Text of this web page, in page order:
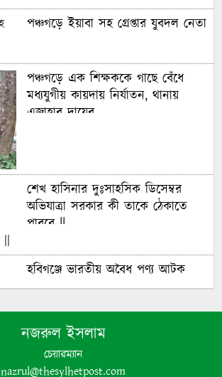
পঞ্চগড়ে ইয়াবা সহ গ্রেপ্তার যুবদল নেতা
পঞ্চগড়ে এক শিক্ষককে গাছে বেঁধে
মধ্যযুগীয় কায়দায় নির্যাতন, থানায়
এজাহার দায়ের
শেখ হাসিনার দুঃসাহসিক ডিসেম্বর
অভিযাত্রা সরকার কী তাকে ঠেকাতে
পারবে ||
হবিগঞ্জে ভারতীয় অবৈধ পণ্য আটক
নবীগঞ্জে গৃহবধূর ঝুলন্ত মরদেহ উদ্ধার
নজরুল ইসলাম
চেয়ারম্যান
nazrul@thesylhetpost.com